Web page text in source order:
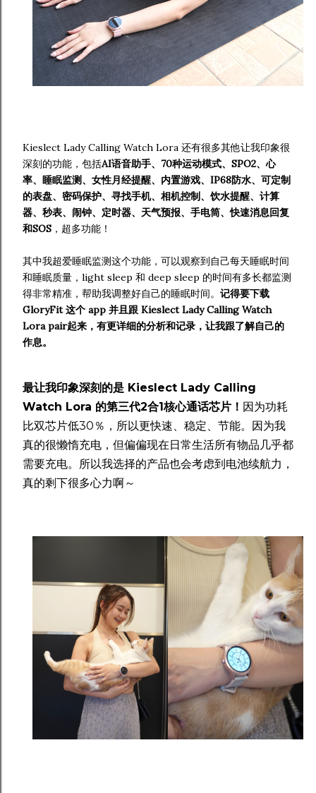
Kieslect Lady Calling Watch Lora 还有很多其他让我印象很
深刻的功能，包括AI语音助手、70种运动模式、SPO2、心
率、睡眠监测、女性月经提醒、内置游戏、IP68防水、可定制
的表盘、密码保护、寻找手机、相机控制、饮水提醒、计算
器、秒表、闹钟、定时器、天气预报、手电筒、快速消息回复
和SOS ，超多功能！
其中我超爱睡眠监测这个功能，可以观察到自己每天睡眠时间
和睡眠质量，light sleep 和 deep sleep 的时间有多长都监测
得非常精准，帮助我调整好自己的睡眠时间。 记得要下载
GloryFit 这个 app 并且跟 Kieslect Lady Calling Watch
Lora pair起来，有更详细的分析和记录，让我跟了解自己的
作息。
最让我印象深刻的是 Kieslect Lady Calling
Watch Lora 的第三代2合1核心通话芯片！ 因为功耗
比双芯片低30％，所以更快速、稳定、节能。因为我
真的很懒惰充电，但偏偏现在日常生活所有物品几乎都
需要充电。所以我选择的产品也会考虑到电池续航力，
真的剩下很多心力啊～